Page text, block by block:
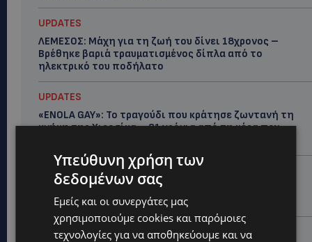
UPDATES
ΛΕΜΕΣΟΣ: Μάχη για τη ζωή του δίνει 18χρονος –
Βρέθηκε βαριά τραυματισμένος δίπλα από το
ηλεκτρικό του ποδήλατο
UPDATES
«ENOLA GAY»: Το τραγούδι που κράτησε ζωντανή τη
μνήμη της Χιροσίμα – 81 χρόνια από τη μέρα που
ΚΟΣΜΙΚΑ
PERNERA BEACH HOTEL: Εκλεκτές παρουσίες στα 50
χρόνια ενός ιστορικού ξενοδοχείου-Ποιους είδαμε
UPDATES
Υπεύθυνη χρήση των
δεδομένων σας
Εμείς και οι συνεργάτες μας
χρησιμοποιούμε cookies και παρόμοιες
τεχνολογίες για να αποθηκεύουμε και να